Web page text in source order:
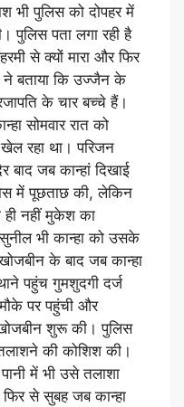
भी पुलिस को दोपहर में
पुलिस पता लगा रही है
से क्यों मारा और फिर
बताया कि उज्जैन के
के चार बच्चे हैं।
सोमवार रात को
रहा था। परिजन
जब कान्हां दिखाई
में पूछताछ की, लेकिन
ही नहीं मुकेश का
भी कान्हा को उसके
के बाद जब कान्हा
पहुंच गुमशुदगी दर्ज
पर पहुंची और
शुरू की। पुलिस
की कोशिश की।
में भी उसे तलाशा
से सुबह जब कान्हा